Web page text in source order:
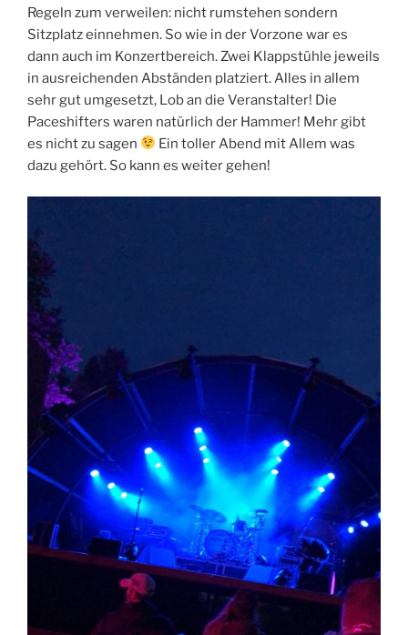
Regeln zum verweilen: nicht rumstehen sondern
Sitzplatz einnehmen. So wie in der Vorzone war es
dann auch im Konzertbereich. Zwei Klappstühle jeweils
in ausreichenden Abständen platziert. Alles in allem
sehr gut umgesetzt, Lob an die Veranstalter! Die
Paceshifters waren natürlich der Hammer! Mehr gibt
es nicht zu sagen
Ein toller Abend mit Allem was
dazu gehört. So kann es weiter gehen!